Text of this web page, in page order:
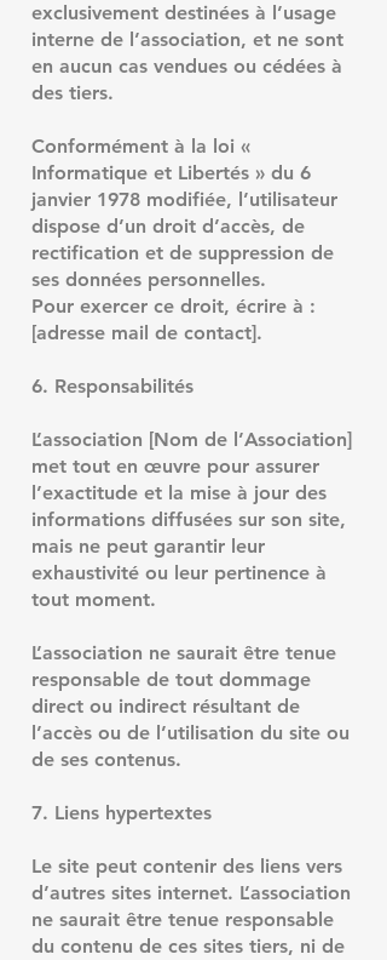
exclusivement destinées à l’usage
interne de l’association, et ne sont
en aucun cas vendues ou cédées à
des tiers.
Conformément à la loi «
Informatique et Libertés » du 6
janvier 1978 modifiée, l’utilisateur
dispose d’un droit d’accès, de
rectification et de suppression de
ses données personnelles.
Pour exercer ce droit, écrire à :
[adresse mail de contact].
6. Responsabilités
L’association [Nom de l’Association]
met tout en œuvre pour assurer
l’exactitude et la mise à jour des
informations diffusées sur son site,
mais ne peut garantir leur
exhaustivité ou leur pertinence à
tout moment.
L’association ne saurait être tenue
responsable de tout dommage
direct ou indirect résultant de
l’accès ou de l’utilisation du site ou
de ses contenus.
7. Liens hypertextes
Le site peut contenir des liens vers
d’autres sites internet. L’association
ne saurait être tenue responsable
du contenu de ces sites tiers, ni de